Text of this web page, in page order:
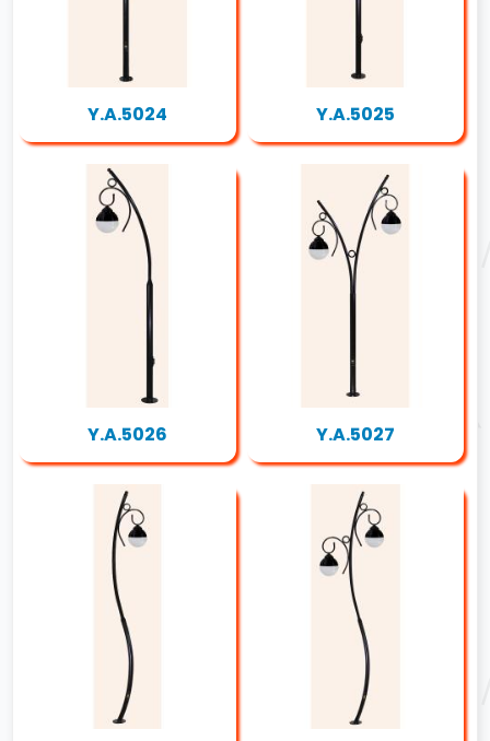
Y.A.5024 Y.A.5025
Y.A.5026 Y.A.5027